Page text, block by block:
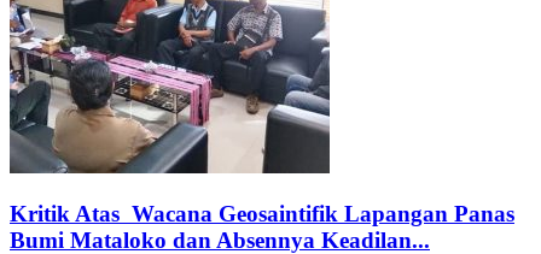
Kritik Atas Wacana Geosaintifik Lapangan Panas
Bumi Mataloko dan Absennya Keadilan...